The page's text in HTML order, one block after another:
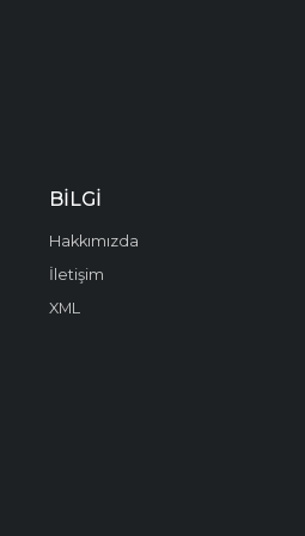
BILGI
Hakkımızda
İletişim
XML